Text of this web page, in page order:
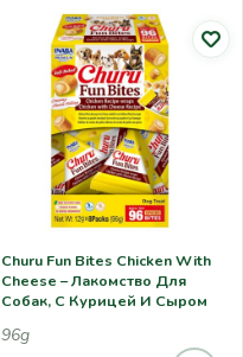
Churu Fun Bites Chicken With
Cheese – Лакомство Для
Собак, С Курицей И Сыром
96g